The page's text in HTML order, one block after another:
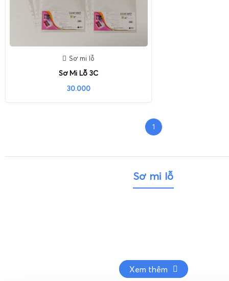
Sơ mi lỗ
Sơ Mi Lỗ 3C
30.000
1
Sơ mi lỗ
Xem thêm